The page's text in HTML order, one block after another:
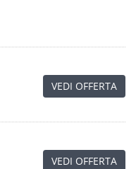
VEDI OFFERTA
VEDI OFFERTA